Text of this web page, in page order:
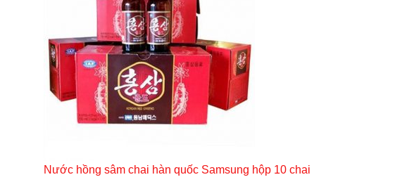
Nước hồng sâm chai hàn quốc Samsung hộp 10 chai